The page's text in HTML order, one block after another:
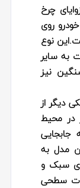
چرخ
روی
نوع
به سایر
نیز
دیگر از
در محیط‌
جابجایی
مدل به
سبک و
سطحی